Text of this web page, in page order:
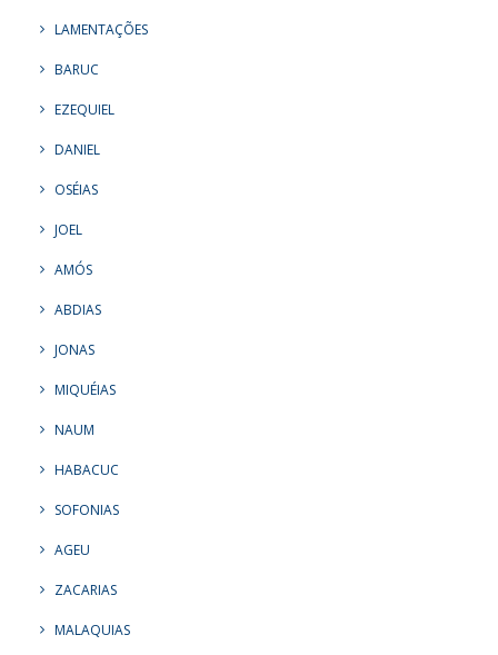
LAMENTAÇÕES
BARUC
EZEQUIEL
DANIEL
OSÉIAS
JOEL
AMÓS
ABDIAS
JONAS
MIQUÉIAS
NAUM
HABACUC
SOFONIAS
AGEU
ZACARIAS
MALAQUIAS